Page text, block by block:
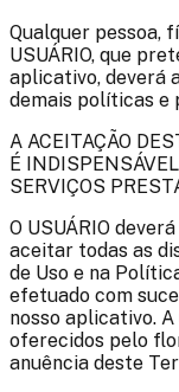
Qualquer pessoa,
USUÁRIO, que
aplicativo, deverá
demais políticas e
A ACEITAÇÃO
É
SERVIÇOS
O USUÁRIO
aceitar todas as
de Uso e na
efetuado com
nosso aplicativo.
oferecidos pelo
anuência deste